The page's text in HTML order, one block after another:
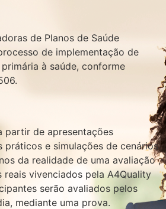
de Planos de Saúde
de implementação de
à saúde, conforme
partir de apresentações
práticos e simulações de cenários
da realidade de uma avaliação ,
vivenciados pela A4Quality
serão avaliados pelos
mediante uma prova.